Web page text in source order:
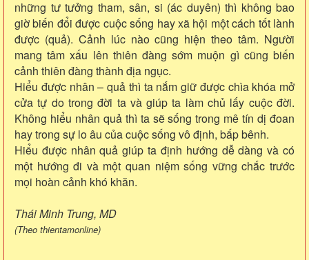
những tư tưởng tham, sân, si (ác duyên) thì không bao
giờ biến đổi được cuộc sống hay xã hội một cách tốt lành
được (quả). Cảnh lúc nào cũng hiện theo tâm. Người
mang tâm xấu lên thiên đàng sớm muộn gì cũng biến
cảnh thiên đàng thành địa ngục.
Hiểu được nhân – quả thì ta nắm giữ được chìa khóa mở
cửa tự do trong đời ta và giúp ta làm chủ lấy cuộc đời.
Không hiểu nhân quả thì ta sẽ sống trong mê tín dị đoan
hay trong sự lo âu của cuộc sống vô định, bấp bênh.
Hiểu được nhân quả giúp ta định hướng dễ dàng và có
một hướng đi và một quan niệm sống vững chắc trước
mọi hoàn cảnh khó khăn.
Thái Minh Trung, MD
(Theo thientamonline)